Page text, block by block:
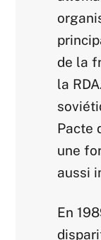
de la
la
Pacte
une
aussi
En